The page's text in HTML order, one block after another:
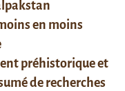
en moins
préhistorique et
de recherches